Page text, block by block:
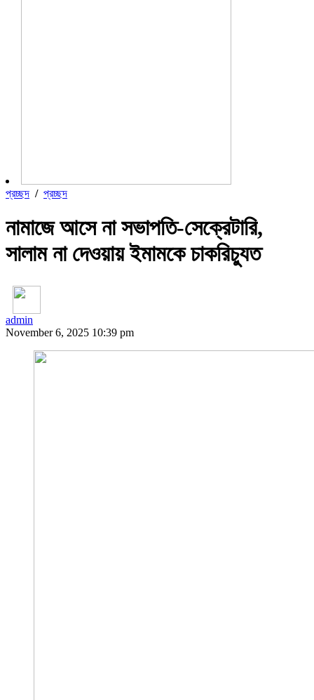
প্রচ্ছদ / প্রচ্ছদ
নামাজে আসে না সভাপতি-সেক্রেটারি,
সালাম না দেওয়ায় ইমামকে চাকরিচ্যুত
admin
November 6, 2025 10:39 pm